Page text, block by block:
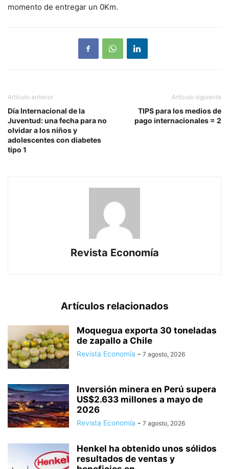
momento de entregar un 0Km.
Artículo anterior
Día Internacional de la
Juventud: una fecha para no
olvidar a los niños y
adolescentes con diabetes
tipo 1
Artículo siguiente
TIPS para los medios de
pago internacionales = 2
Revista Economía
Artículos relacionados
Moquegua exporta 30 toneladas
de zapallo a Chile
Revista Economía - 7 agosto, 2026
Inversión minera en Perú supera
US$2.633 millones a mayo de
2026
Revista Economía - 7 agosto, 2026
Henkel ha obtenido unos sólidos
resultados de ventas y